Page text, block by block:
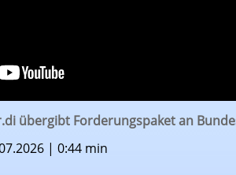
übergibt Forderungspaket an
| 0:44 min